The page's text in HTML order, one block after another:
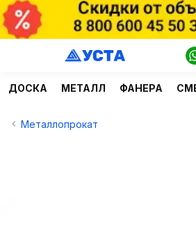
ДОСКА МЕТАЛЛ ФАНЕРА
Металлопрокат